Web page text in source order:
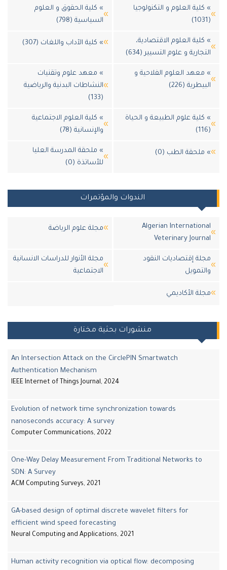
العلوم و التكنولوجيا
» كلية الحقوق و العلوم
السياسية (798)
العلوم الاقتصادية،
و علوم التسيير (634)
» كلية الآداب واللغات (307)
العلوم الفلاحية و
(226)
» معهد علوم وتقنيات
النشاطات البدنية والرياضية
علوم الطبيعة و الحياة
» كلية العلوم الاجتماعية
والإنسانية (78)
الطب (0)
» ملحقة المدرسة العليا
للأساتذة (0)
الندوات والمؤتمرات
Algerian
Veterinary
مجلة علوم الرياضة
إقتصاديات النقود
مجلة الأنوار للدراسات الانسانية
الاجتماعية
اﻷكاديمي
منشورات بحثية مختارة
An Intersection Attack on the CirclePIN Smartwatch
Authentication Mechanism
IEEE Internet of Things Journal, 2024
Evolution of network time synchronization towards
nanoseconds accuracy: A survey
Computer Communications, 2022
One-Way Delay Measurement From Traditional Networks to
SDN: A Survey
ACM Computing Surveys, 2021
GA-based design of optimal discrete wavelet filters for
efficient wind speed forecasting
Neural Computing and Applications, 2021
Human activity recognition via optical flow: decomposing